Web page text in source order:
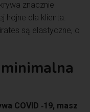
znacznie
hojne dla klienta.
są elastyczne, o
COVID ‑19, masz